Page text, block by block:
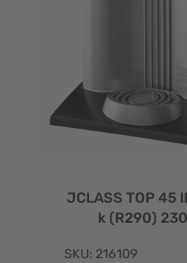
JCLASS TOP 45
k (R290)
SKU: 216109